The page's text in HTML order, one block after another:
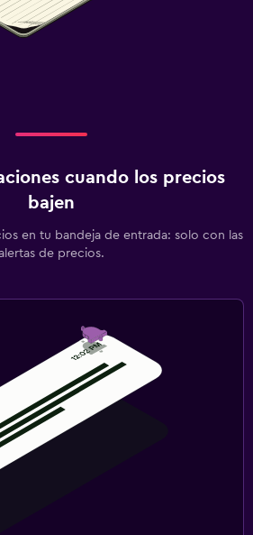
cuando los precios
bajen
en tu bandeja de entrada: solo con las
de precios.